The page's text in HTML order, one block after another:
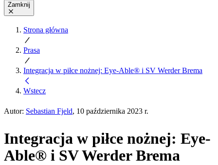
Zamknij
Strona główna
Prasa
Integracja w piłce nożnej: Eye-Able® i SV Werder Brema
Wstecz
Autor: Sebastian Fjeld, 10 października 2023 r.
Integracja w piłce nożnej: Eye-
Able® i SV Werder Brema